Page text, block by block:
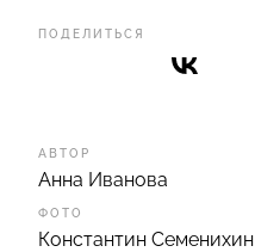
ПОДЕЛИТЬСЯ
АВТОР
Анна Иванова
ФОТО
Константин Семенихин